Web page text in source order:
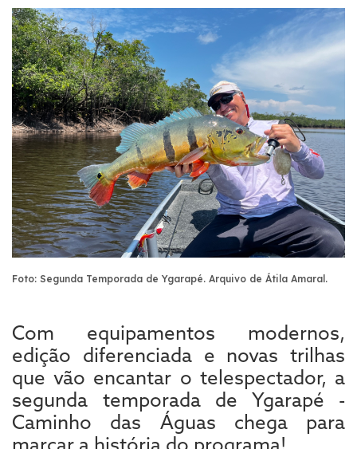
Foto: Segunda Temporada de Ygarapé. Arquivo de Átila Amaral.
Com equipamentos modernos,
edição diferenciada e novas trilhas
que vão encantar o telespectador, a
segunda temporada de Ygarapé -
Caminho das Águas chega para